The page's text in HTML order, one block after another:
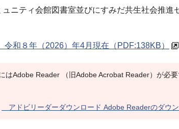
ニティ会館図書室並びにすみだ共生社会推
令和８年（2026）年4月現在 （PDF:138KB）
はAdobe Reader （旧Adobe Acrobat Reader）が必
アドビリーダーダウンロード Adobe Readerのダウ